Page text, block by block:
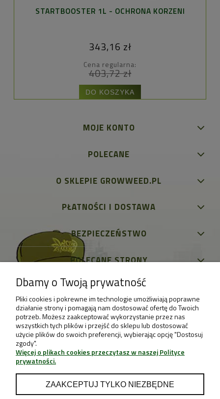
STARTBOOSTER 1L - OCHRONA KORZENI
343,16 zł
Cena regularna:
403,72 zł
DO KOSZYKA
MOJE KONTO
POLECANE
O SKLEPIE GROWWEED.PL
PŁATNOŚCI I DOSTAWA
BEZPIECZEŃSTWO
POLECANE STRONY
Dbamy o Twoją prywatność
Pliki cookies i pokrewne im technologie umożliwiają poprawne
działanie strony i pomagają nam dostosować ofertę do Twoich
potrzeb. Możesz zaakceptować wykorzystanie przez nas
wszystkich tych plików i przejść do sklepu lub dostosować
użycie plików do swoich preferencji, wybierając opcję "Dostosuj
zgody".
Więcej o plikach cookies przeczytasz w naszej Polityce
prywatności.
ZAAKCEPTUJ TYLKO NIEZBĘDNE